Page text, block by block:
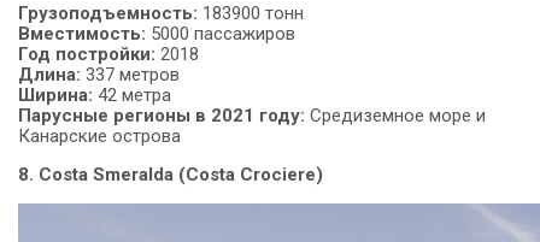
Грузоподъемность: 183900 тонн
Вместимость: 5000 пассажиров
Год постройки: 2018
Длина: 337 метров
Ширина: 42 метра
Парусные регионы в 2021 году: Средиземное море и
Канарские острова
8. Costa Smeralda (Costa Crociere)